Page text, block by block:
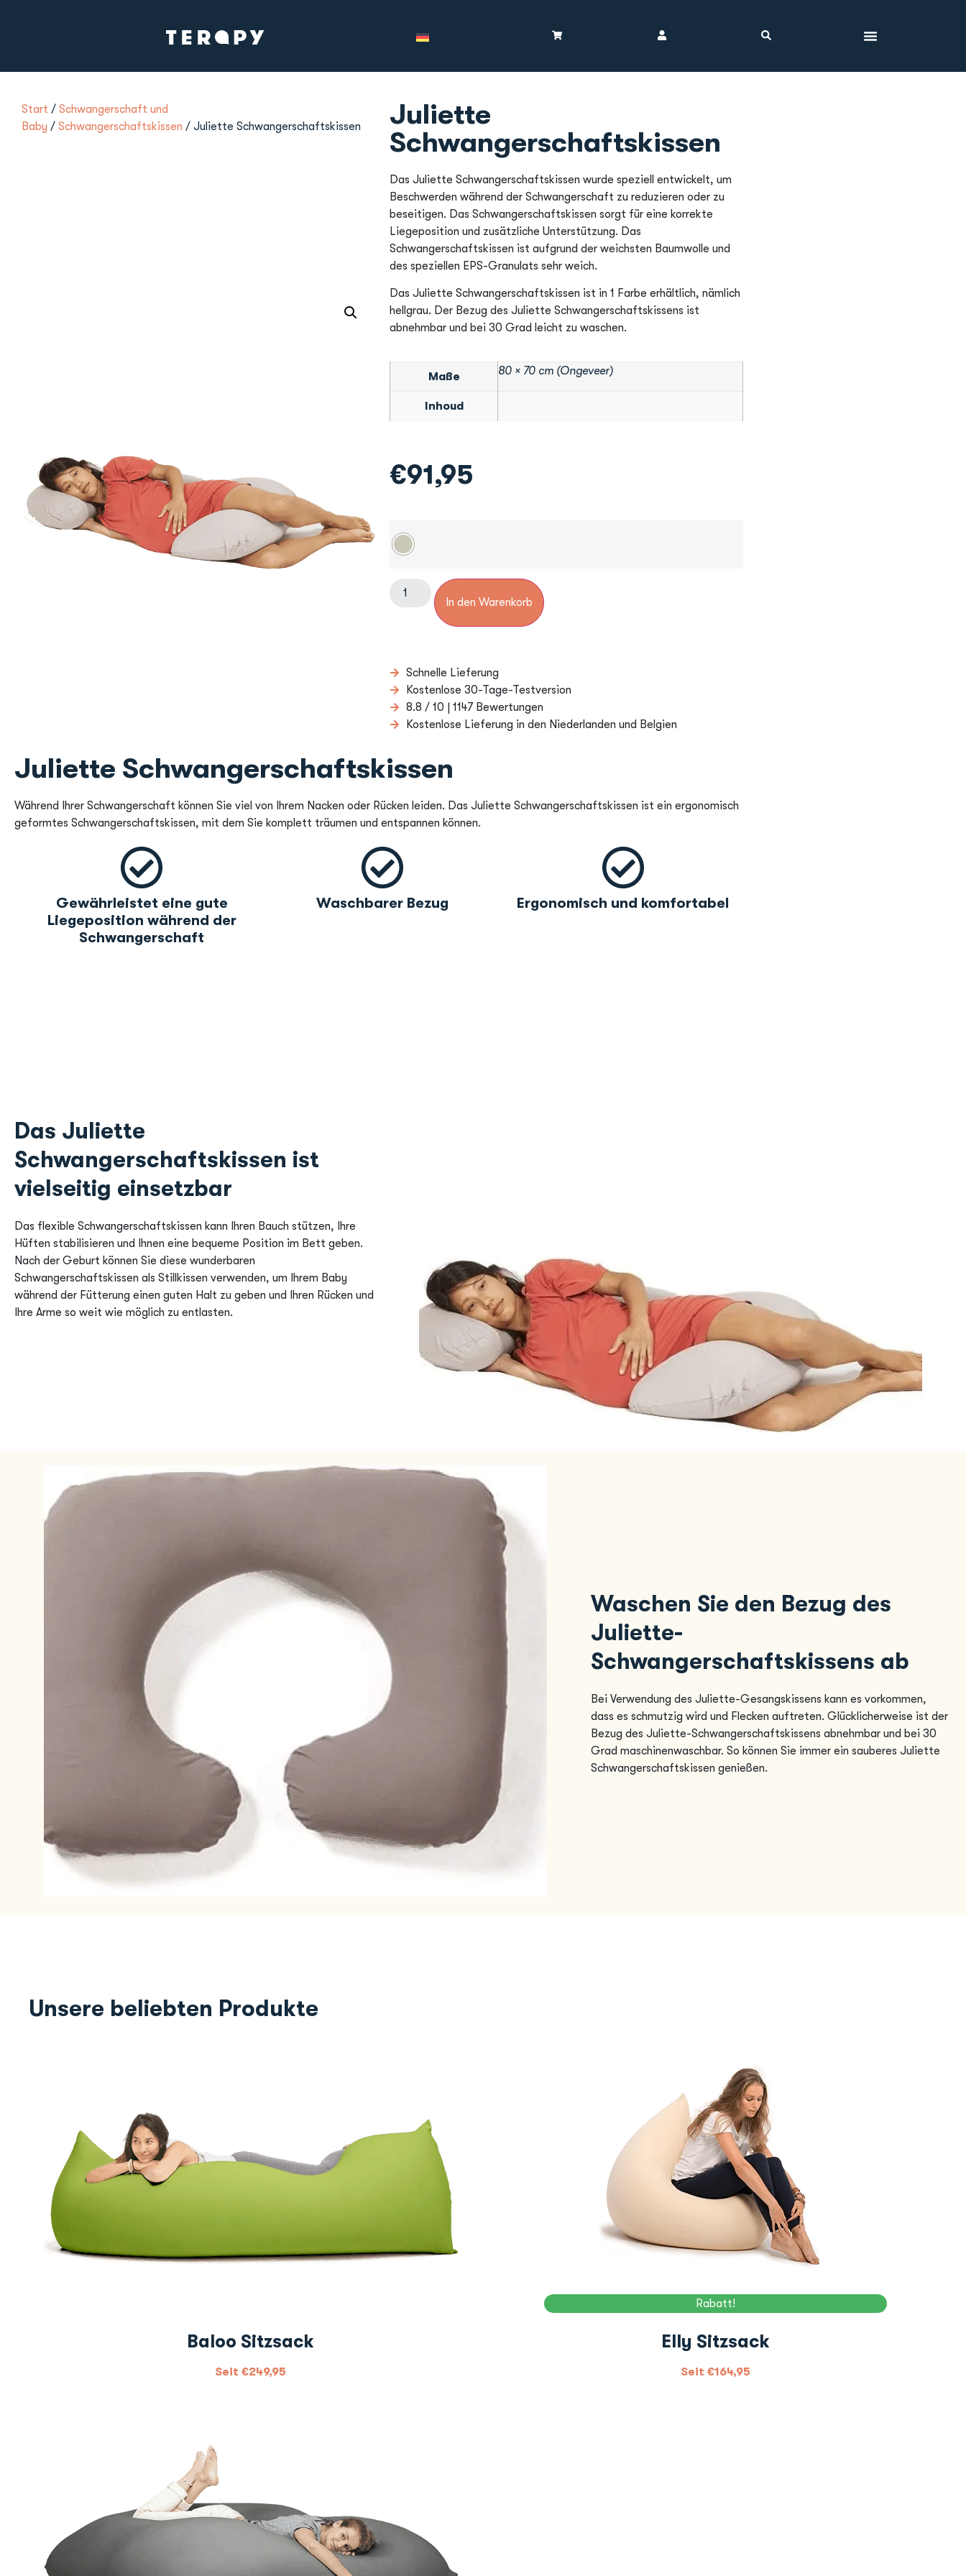
Start / Schwangerschaft und
Baby / Schwangerschaftskissen / Juliette Schwangerschaftskissen
Juliette
Schwangerschaftskissen
Das Juliette Schwangerschaftskissen wurde speziell entwickelt, um
Beschwerden während der Schwangerschaft zu reduzieren oder zu
beseitigen. Das Schwangerschaftskissen sorgt für eine korrekte
Liegeposition und zusätzliche Unterstützung. Das
Schwangerschaftskissen ist aufgrund der weichsten Baumwolle und
des speziellen EPS-Granulats sehr weich.
Das Juliette Schwangerschaftskissen ist in 1 Farbe erhältlich, nämlich
hellgrau. Der Bezug des Juliette Schwangerschaftskissens ist
abnehmbar und bei 30 Grad leicht zu waschen.
Maße 80 × 70 cm (Ongeveer)
Inhoud
€91,95
In den Warenkorb
Schnelle Lieferung
Kostenlose 30-Tage-Testversion
8.8 / 10 | 1147 Bewertungen
Kostenlose Lieferung in den Niederlanden und Belgien
Juliette Schwangerschaftskissen
Während Ihrer Schwangerschaft können Sie viel von Ihrem Nacken oder Rücken leiden. Das Juliette Schwangerschaftskissen ist ein ergonomisch
geformtes Schwangerschaftskissen, mit dem Sie komplett träumen und entspannen können.
Gewährleistet eine gute
Liegeposition während der
Schwangerschaft
Waschbarer Bezug Ergonomisch und komfortabel
Das Juliette
Schwangerschaftskissen ist
vielseitig einsetzbar
Das flexible Schwangerschaftskissen kann Ihren Bauch stützen, Ihre
Hüften stabilisieren und Ihnen eine bequeme Position im Bett geben.
Nach der Geburt können Sie diese wunderbaren
Schwangerschaftskissen als Stillkissen verwenden, um Ihrem Baby
während der Fütterung einen guten Halt zu geben und Ihren Rücken und
Ihre Arme so weit wie möglich zu entlasten.
Waschen Sie den Bezug des
Juliette-
Schwangerschaftskissens ab
Bei Verwendung des Juliette-Gesangskissens kann es vorkommen,
dass es schmutzig wird und Flecken auftreten. Glücklicherweise ist der
Bezug des Juliette-Schwangerschaftskissens abnehmbar und bei 30
Grad maschinenwaschbar. So können Sie immer ein sauberes Juliette
Schwangerschaftskissen genießen.
Unsere beliebten Produkte
Baloo Sitzsack
Seit €249,95
Rabatt!
Elly Sitzsack
Seit €164,95